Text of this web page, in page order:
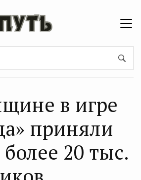
в игре
приняли
20 тыс.